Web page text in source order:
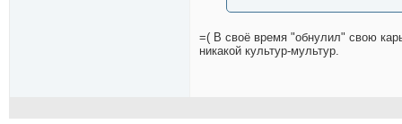
=( В своё время "обнулил" свою
никакой культур-мультур.